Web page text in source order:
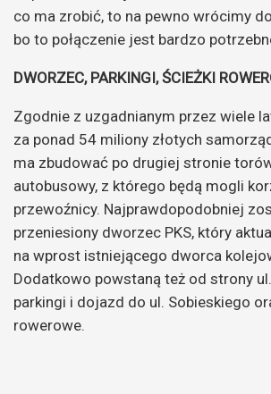
co ma zrobić, to na pewno wrócimy
bo to połączenie jest bardzo
DWORZEC, PARKINGI, ŚCIEŻKI
Zgodnie z uzgadnianym przez wiele
za ponad 54 miliony złotych
ma zbudować po drugiej stronie
autobusowy, z którego będą mogli
przewoźnicy. Najprawdopodobniej
przeniesiony dworzec PKS, który
na wprost istniejącego dworca
Dodatkowo powstaną też od strony
parkingi i dojazd do ul. Sobieskiego
rowerowe.